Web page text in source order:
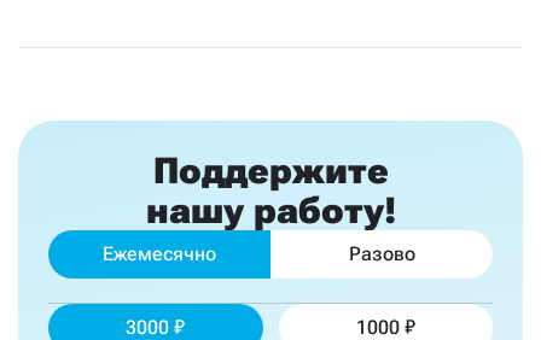
Поддержите
нашу работу!
Ежемесячно Разово
3000 1000